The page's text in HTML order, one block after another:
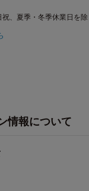
、夏季・冬季休業日を
情報について